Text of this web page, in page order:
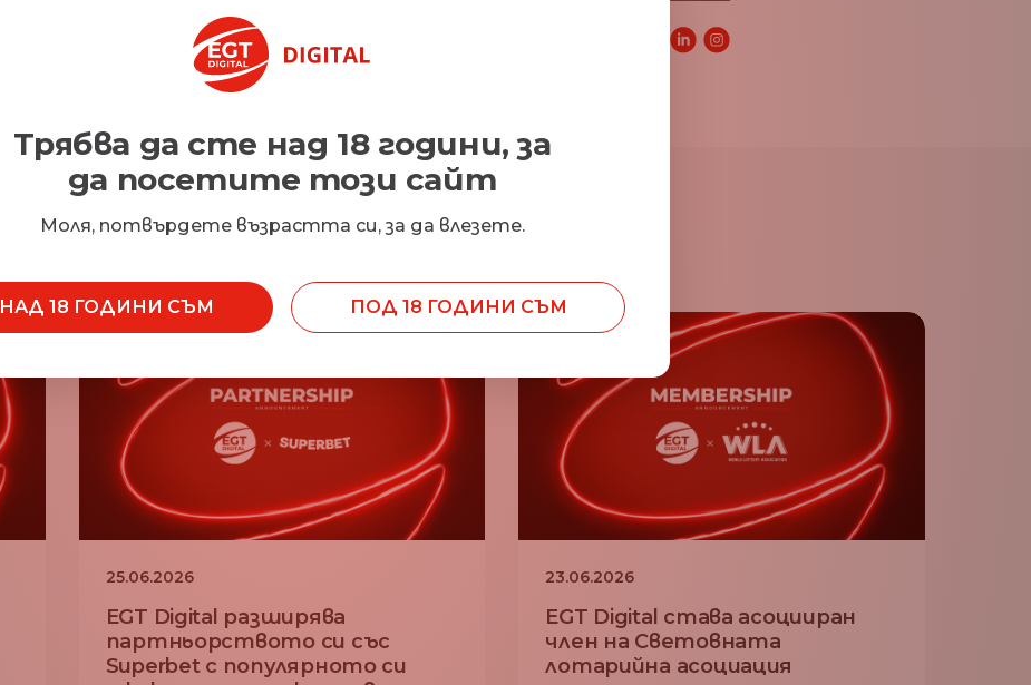
25.06.2026
EGT Digital разширява
партньорството си със
Superbet с популярното си
23.06.2026
EGT Digital става асоцииран
член на Световната
лотарийна асоциация
Трябва да сте над 18 години, за
да посетите този сайт
Моля, потвърдете възрастта си, за да влезете.
НАД 18 ГОДИНИ СЪМ ПОД 18 ГОДИНИ СЪМ